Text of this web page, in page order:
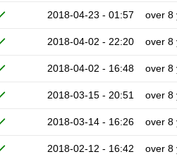
2018-04-23 - 01:57 over 8
2018-04-02 - 22:20 over 8
2018-04-02 - 16:48 over 8
2018-03-15 - 20:51 over 8
2018-03-14 - 16:26 over 8
2018-02-12 - 16:42 over 8